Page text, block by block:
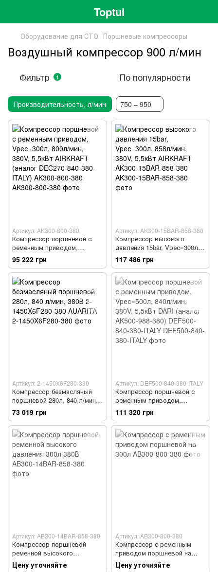
Toptul
Оборудование для СТО Поршневые компрессоры
Воздушный компрессор 900 л/мин
Фильтр 1 По популярности
Производительность, л/мин 750 – 950
Артикул: AK300-800-380
Компрессор поршневой с
ременным приводом,
Vрес=300л, 800л/мин, 380V,
5,5кВт AIRKRAFT (аналог
DEC270-840-380-ITALY)
AK300-800-380
95 222 грн
Артикул: AK300-15BAR-858-380
Компрессор высокого
давления 15bar, Vрес=300л,
858л/мин, 380V, 5,5кВт
AIRKRAFT AK300-15BAR-858-
380
117 486 грн
Артикул: 2-1450X6F280-380
Компрессор безмасляный
поршневой 280л, 840 л/мин,
380В 2-1450X6F280-380
AUARITA
73 019 грн
Артикул: DEF500-840-380-ITALY
Компрессор поршневой с
ременным приводом,
Vрес=500л, 840л/мин, 380V,
5,5кВт DARI (аналог AK500-
988-380) DEF500-840-380-
ITALY
111 320 грн
Артикул: AB300-14BAR-858-380
Компрессор поршневой
ременной высокого
давления 300л 380В
Цену уточняйте
Артикул: AB300-800-380
Компрессор с ременным
приводом поршневой на
300л
Цену уточняйте